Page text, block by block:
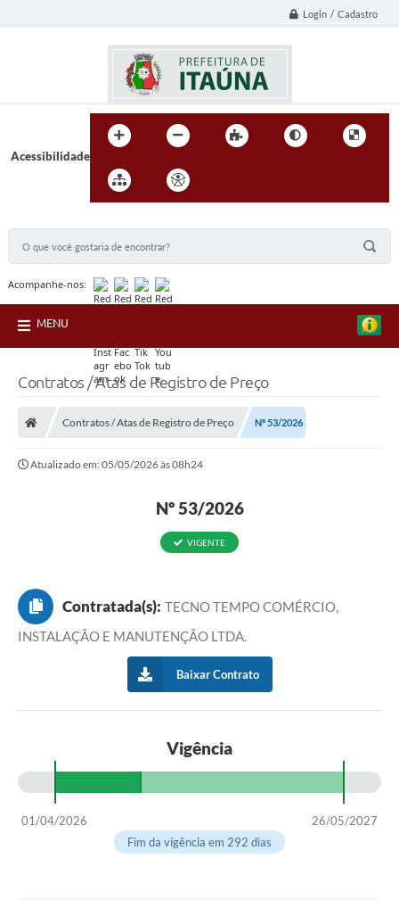
Login / Cadastro
Acessibilidade
Acompanhe-nos:
MENU
Contratos / Atas de Registro de Preço
Contratos / Atas de Registro de Preço Nº 53/2026
Atualizado em: 05/05/2026 às 08h24
Nº 53/2026
VIGENTE
Contratada(s): TECNO TEMPO COMÉRCIO,
INSTALAÇÃO E MANUTENÇÃO LTDA.
Baixar Contrato
Vigência
01/04/2026
26/05/2027
Fim da vigência em 292 dias